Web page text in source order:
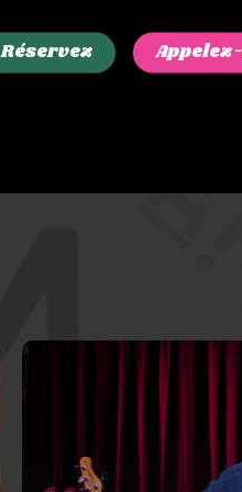
Réservez